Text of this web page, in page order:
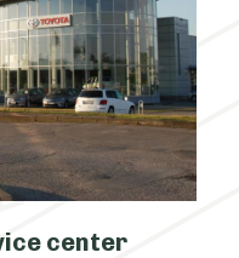
center